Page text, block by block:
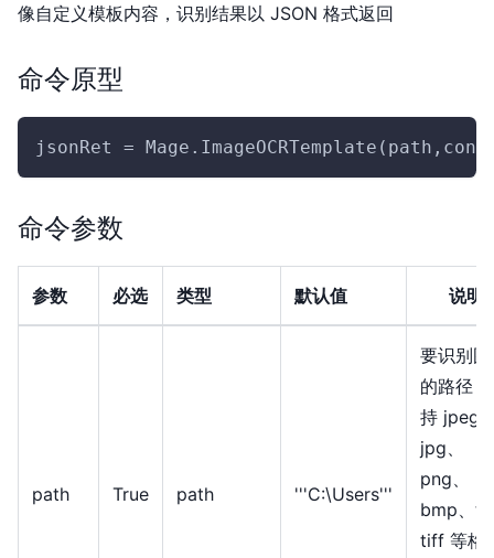
像自定义模板内容，识别结果以 JSON 格式返回
命令原型
jsonRet =
命令参数
参数 必选 类型 默认值 说明
path True path '''C:\Users'''
要识别
的路径
持 jpeg
jpg、
png、
bmp、
tiff 等格